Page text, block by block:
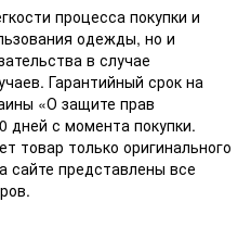
процесса покупки и
одежды, но и
в случае
Гарантийный срок на
«О защите прав
дней с момента покупки.
товар только оригинального
сайте представлены все